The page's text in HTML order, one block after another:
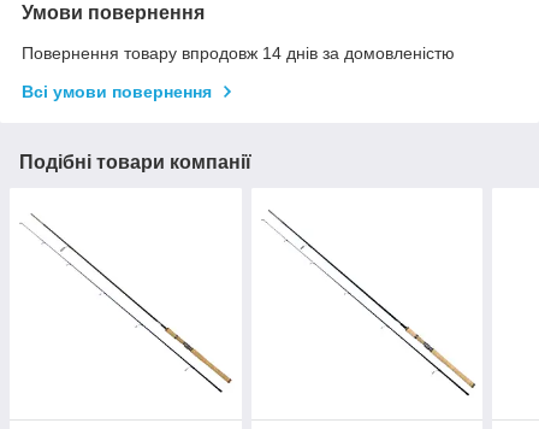
Умови повернення
Повернення товару впродовж 14 днів за домовленістю
Всі умови повернення
Подібні товари компанії